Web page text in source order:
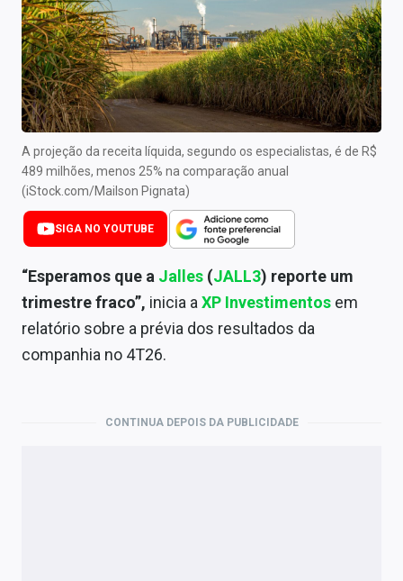
Comprar ou vender?
Carteiras Recomendadas
Central de Dividendos
Central de Fundos Imobiliários
Central dos IPOs
Renda Fixa
Finanças Pessoais
Mercados
Economia
A projeção da receita líquida, segundo os especialistas, é de R$
489 milhões, menos 25% na comparação anual
(iStock.com/Mailson Pignata)
SIGA NO YOUTUBE
“Esperamos que a Jalles (JALL3) reporte um
trimestre fraco”, inicia aXP Investimentos em
relatório sobre a prévia dos resultados da
companhia no 4T26.
CONTINUA DEPOIS DA PUBLICIDADE